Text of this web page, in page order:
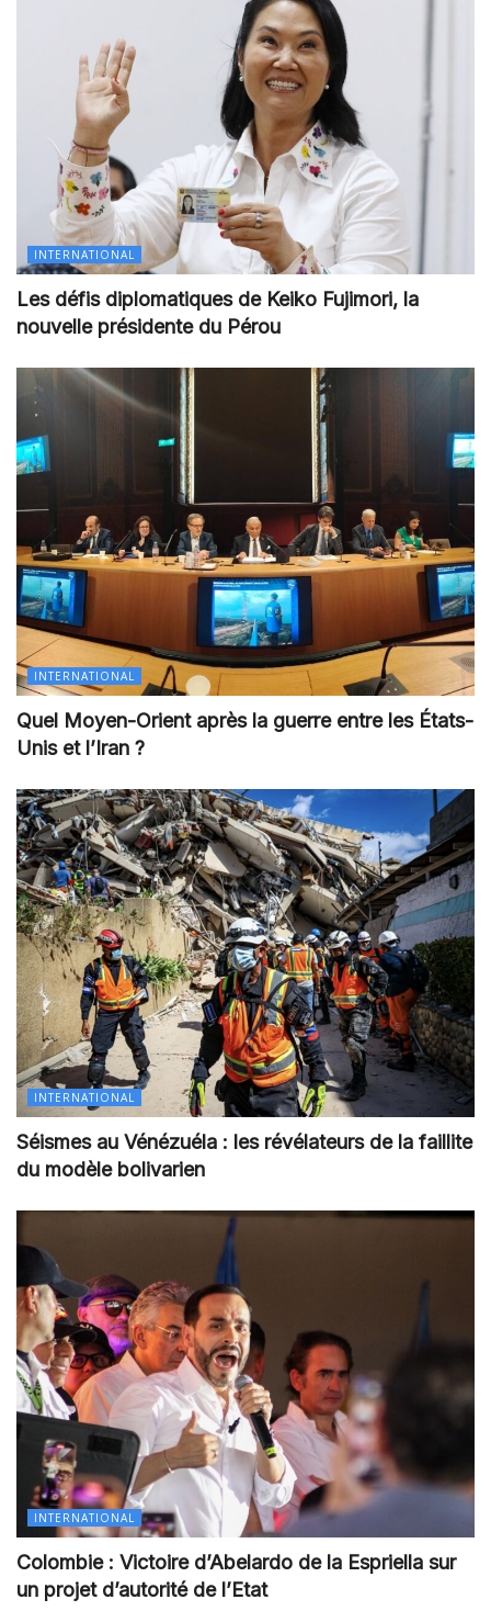
INTERNATIONAL
Les défis diplomatiques de Keiko Fujimori, la
nouvelle présidente du Pérou
INTERNATIONAL
Quel Moyen-Orient après la guerre entre les États-
Unis et l’Iran ?
INTERNATIONAL
Séismes au Vénézuéla : les révélateurs de la faillite
du modèle bolivarien
INTERNATIONAL
Colombie : Victoire d’Abelardo de la Espriella sur
un projet d’autorité de l’Etat